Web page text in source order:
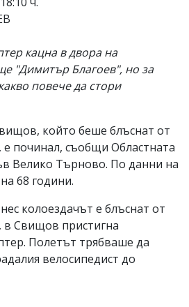
кацна в двора на
"Димитър Благоев", но за
повече да стори
който беше блъснат от
починал, съобщи Областната
Велико Търново. По данни на
68 години.
колоездачът е блъснат от
Свищов пристигна
Полетът трябваше да
велосипедист до